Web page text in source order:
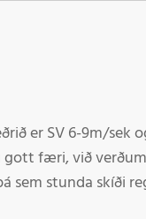
er SV 6-9m/sek
færi, við
sem stunda skíði